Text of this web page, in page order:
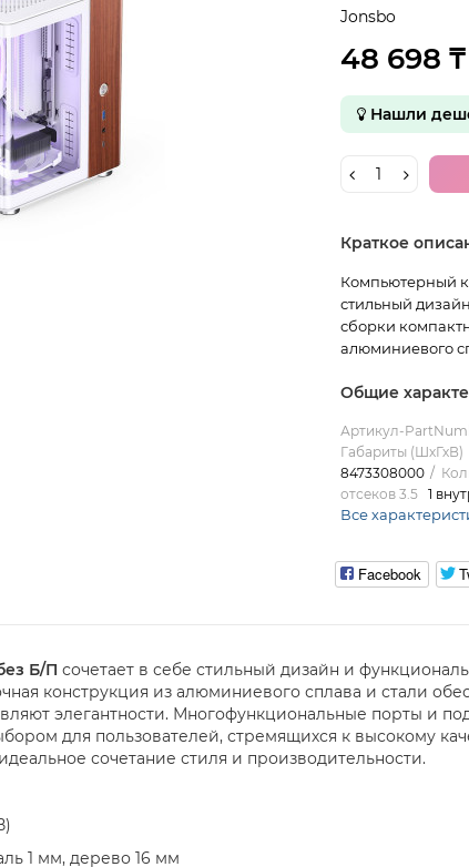
Jonsbo
48 698 ₸
Нашли
Краткое
Компьютерный
стильный
сборки
алюминиевого
Общие
Артикул-
Габариты (ШхГхВ)
8473308000
отсеков 3.5
1
Все
Facebook
Б/П сочетает в себе стильный дизайн и
конструкция из алюминиевого сплава и стали
элегантности. Многофункциональные порты и
для пользователей, стремящихся к высокому
сочетание стиля и производительности.
1 мм, дерево 16 мм